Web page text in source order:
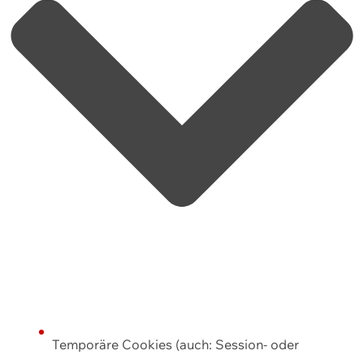
Temporäre Cookies (auch: Session- oder